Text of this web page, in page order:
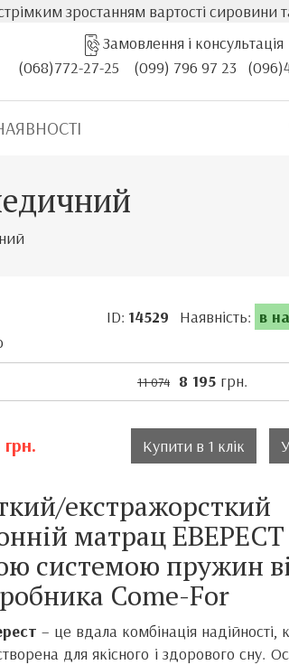
зростанням вартості сировини та
Замовлення і консультація
(068)772-27-25
(099) 796 97 23
ID: 14529 Наявність: в
11 074 8 195 грн.
грн. Купити в 1 клік
екстражорсткий
матрац ЕВЕРЕСТ
системою пружин
Come-For
– це вдала комбінація надійності,
для якісного і здорового сну.